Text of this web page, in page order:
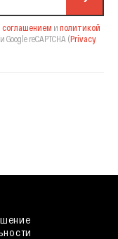
соглашением и политикой
Google reCAPTCHA (Privacy